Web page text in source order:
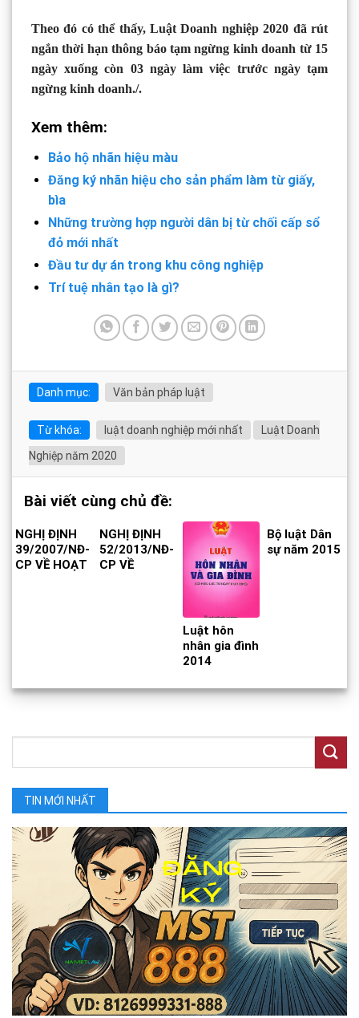
Theo đó có thể thấy, Luật Doanh nghiệp 2020 đã rút
ngắn thời hạn thông báo tạm ngừng kinh doanh từ 15
ngày xuống còn 03 ngày làm việc trước ngày tạm
ngừng kinh doanh./.
Xem thêm:
Bảo hộ nhãn hiệu màu
Đăng ký nhãn hiệu cho sản phẩm làm từ giấy,
bìa
Những trường hợp người dân bị từ chối cấp sổ
đỏ mới nhất
Đầu tư dự án trong khu công nghiệp
Trí tuệ nhân tạo là gì?
Danh mục: Văn bản pháp luật
Từ khóa: luật doanh nghiệp mới nhất
Luật Doanh
Nghiệp năm 2020
Bài viết cùng chủ đề:
NGHỊ ĐỊNH
39/2007/NĐ-
CP VỀ HOẠT
KHÔNG PHẢI
NGHỊ ĐỊNH
52/2013/NĐ-
CP VỀ
Luật hôn
nhân gia đình
2014
Bộ luật Dân
sự năm 2015
TIN MỚI NHẤT